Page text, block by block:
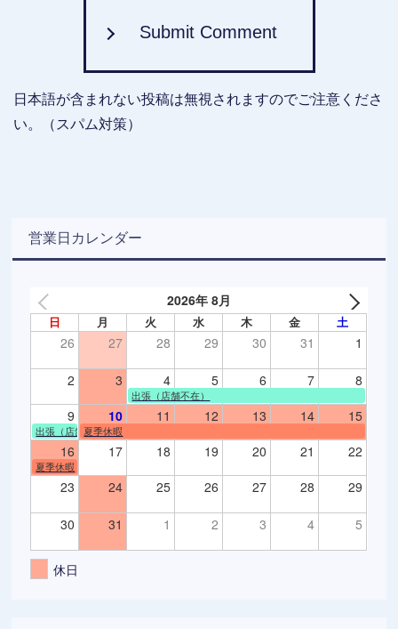
Submit Comment
日本語が含まれない投稿は無視されますのでご注意くださ
い。（スパム対策）
営業日カレンダー
2026年 8月
日 月 火 水 木 金 土
26 27 28 29 30 31 1
2 3 4 5 6 7 8
出張（店舗不在）
9 10 11 12 13 14 15
出張（店舗不在）
夏季休暇
16 17 18 19 20 21 22
夏季休暇
23 24 25 26 27 28 29
30 31 1 2 3 4 5
休日